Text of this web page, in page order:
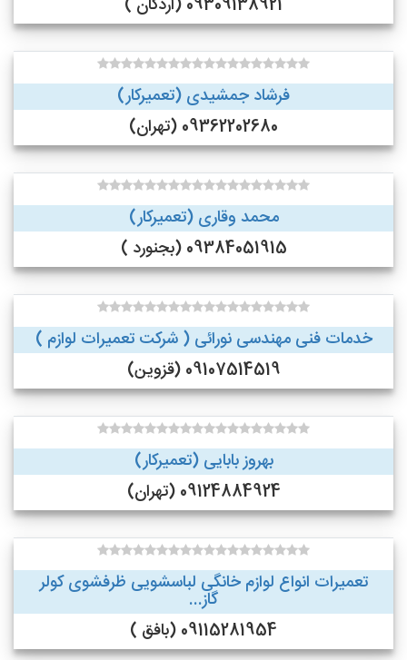
09309138921 (اردکان )
فرشاد جمشیدی (تعمیرکار)
09362202680 (تهران)
محمد وقاری (تعمیرکار)
09384051915 (بجنورد )
خدمات فنی مهندسی نورائی ( شرکت تعمیرات لوازم )
09107514519 (قزوین)
بهروز بابایی (تعمیرکار)
09124884924 (تهران)
تعمیرات انواع لوازم خانگی لباسشویی ظرفشوی کولر
گاز...
09115281954 (بافق )